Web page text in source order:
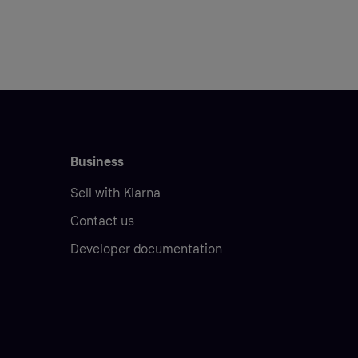
Business
Sell with Klarna
Contact us
Developer documentation